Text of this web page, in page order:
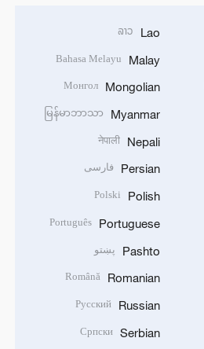
Lao
ລາວ
Malay
Bahasa Melayu
Mongolian
Монгол
Myanmar
မြန်မာဘာသာ
Nepali
नेपाली
Persian فارسی
Polish
Polski
Portuguese
Português
Pashto پښتو
Romanian
Română
Russian
Русский
Serbian
Српски